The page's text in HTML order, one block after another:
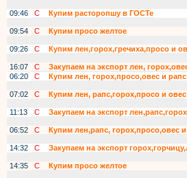
09:46
С
Купим расторопшу в ГОСТе
09:54
С
Купим просо желтое
09:26
С
Купим лен,горох,гречиха,просо и
16:07
С
Закупаем на экспорт лен,
06:20
С
Купим лен, горох,просо,овес и
07:02
С
Купим лен, рапс,горох,просо и овес
11:13
С
Закупаем на экспорт
06:52
С
Купим лен,рапс, горох,просо,овес
14:32
С
Закупаем на экспорт
14:35
С
Купим просо желтое